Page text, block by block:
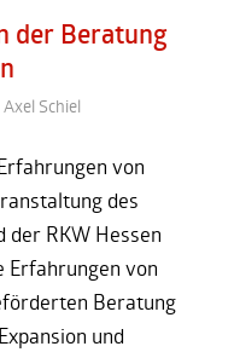
der Beratung
Axel Schiel
von
des
der RKW Hessen
Erfahrungen von
Beratung
und